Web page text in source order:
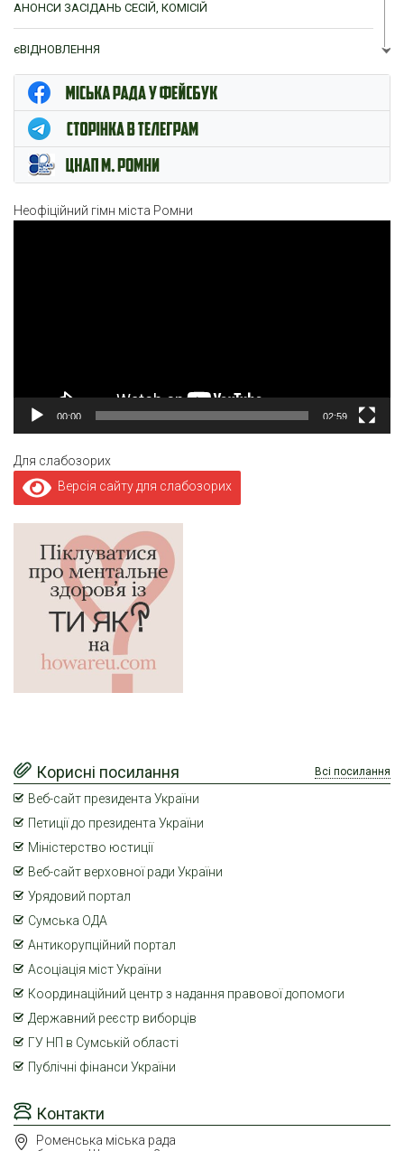
АНОНСИ ЗАСІДАНЬ СЕСІЙ, КОМІСІЙ
єВІДНОВЛЕННЯ
ЦНАП м. Ромни
Неофіційний гімн міста Ромни
00:00 02:59
Для слабозорих
Версія сайту для слабозорих
Контакти
Роменська міська рада
Корисні посилання Всі посилання
Веб-сайт президента України
Петиції до президента України
Міністерство юстиції
Веб-сайт верховної ради України
Урядовий портал
Сумська ОДА
Антикорупційний портал
Асоціація міст України
Координаційний центр з надання правової допомоги
Державний реєстр виборців
ГУ НП в Сумській області
Публічні фінанси України